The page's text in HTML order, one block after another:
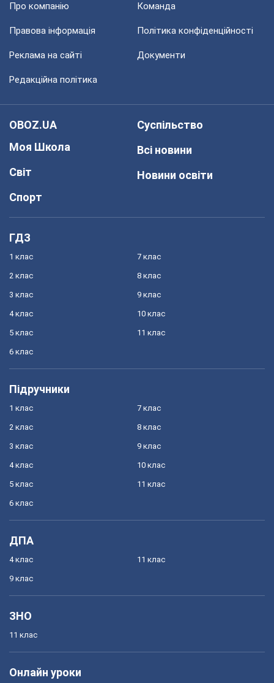
Про компанію Команда
Правова інформація Політика конфіденційності
Реклама на сайті Документи
Редакційна політика
OBOZ.UA
Моя Школа
Світ
Спорт
Суспільство
Всі новини
Новини освіти
ГДЗ
1 клас
2 клас
3 клас
4 клас
5 клас
6 клас
7 клас
8 клас
9 клас
10 клас
11 клас
Підручники
1 клас
2 клас
3 клас
4 клас
5 клас
6 клас
7 клас
8 клас
9 клас
10 клас
11 клас
ДПА
4 клас
9 клас
11 клас
ЗНО
11 клас
Онлайн уроки